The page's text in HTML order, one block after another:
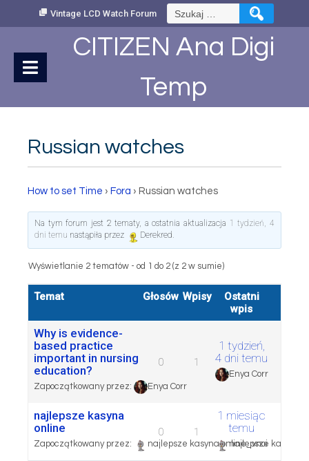
Vintage LCD Watch Forum Szukaj:
CITIZEN Ana Digi
Temp
Russian watches
How to set Time › Fora › Russian watches
Na tym forum jest 2 tematy, a ostatnia aktualizacja 1 tydzień, 4
dni temu nastąpiła przez Derekred.
Wyświetlanie 2 tematów - od 1 do 2 (z 2 w sumie)
Temat Głosów Wpisy
Ostatni
wpis
Why is evidence-
based practice
important in nursing
education?
Zapoczątkowany przez: Enya Corr
0 1
1 tydzień,
4 dni temu
Enya Corr
najlepsze kasyna
online
Zapoczątkowany przez: najlepsze kasyna online_vnoi
0 1
1 miesiąc
temu
najlepsze kasyna